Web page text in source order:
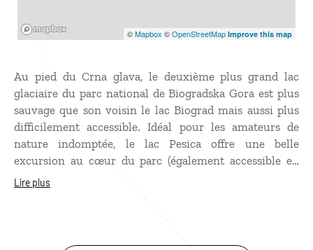
©Mapbox ©OpenStreetMap Improve this map
Au pied du Crna glava, le deuxième plus grand lac
glaciaire du parc national de Biogradska Gora est plus
sauvage que son voisin le lac Biograd mais aussi plus
difficilement accessible. Idéal pour les amateurs de
nature indomptée, le lac Pesica offre une belle
excursion au cœur du parc (également accessible en
4x4). Une petite hutte en bois traditionnelle, katun, se
Lire plus